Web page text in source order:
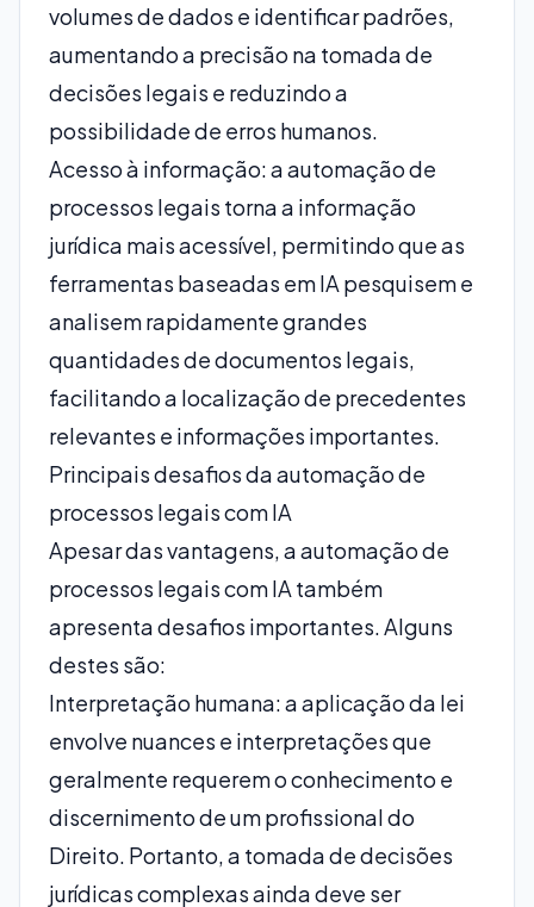
volumes de dados e identificar padrões,
aumentando a precisão na tomada de
decisões legais e reduzindo a
possibilidade de erros humanos.
Acesso à informação: a automação de
processos legais torna a informação
jurídica mais acessível, permitindo que as
ferramentas baseadas em IA pesquisem e
analisem rapidamente grandes
quantidades de documentos legais,
facilitando a localização de precedentes
relevantes e informações importantes.
Principais desafios da automação de
processos legais com IA
Apesar das vantagens, a automação de
processos legais com IA também
apresenta desafios importantes. Alguns
destes são:
Interpretação humana: a aplicação da lei
envolve nuances e interpretações que
geralmente requerem o conhecimento e
discernimento de um profissional do
Direito. Portanto, a tomada de decisões
jurídicas complexas ainda deve ser